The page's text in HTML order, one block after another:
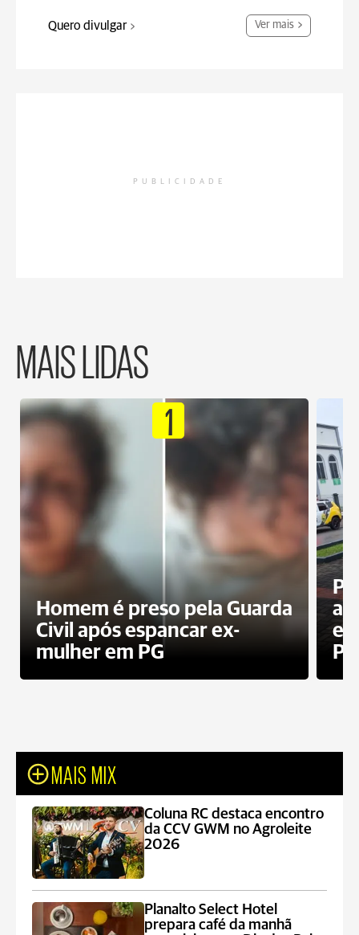
Quero divulgar Ver mais
PUBLICIDADE
MAIS LIDAS
1
Homem é preso pela Guarda
Civil após espancar ex-
mulher em PG
MAIS MIX
Coluna RC destaca encontro
da CCV GWM no Agroleite
2026
Planalto Select Hotel
prepara café da manhã